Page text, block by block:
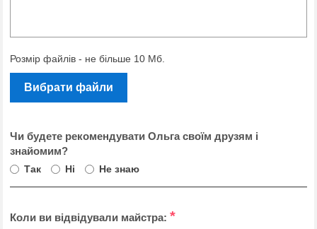
Розмір файлів - не більше 10 Мб.
Вибрати файли
Чи будете рекомендувати Ольга своїм друзям і
знайомим?
Так Ні Не знаю
Коли ви відвідували майстра: *